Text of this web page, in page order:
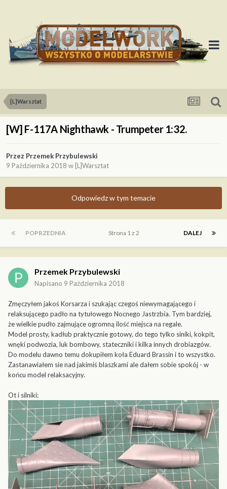
[L]Warsztat
[W] F-117A Nighthawk - Trumpeter 1:32.
Przez Przemek Przybulewski
9 Października 2018 w [L]Warsztat
Odpowiedz w tym temacie
POPRZEDNIA DALEJ
Strona 1 z 2
Przemek Przybulewski
Napisano 9 Października 2018
Zmęczyłem jakoś Korsarza i szukając czegoś niewymagającego i
relaksującego padło na tytułowego Nocnego Jastrzbia. Tym bardziej,
że wielkie pudło zajmujące ogromną ilość miejsca na regale.
Model prosty, kadłub praktycznie gotowy, do tego tylko siniki, kokpit,
wnęki podwozia, luk bombowy, stateczniki i kilka innych drobiazgów.
Do modelu dawno temu dokupiłem koła Eduard Brassin i to wszystko.
Zastanawiałem sie nad jakimiś blaszkami ale dałem sobie spokój - w
końcu model relaksacyjny.
Ot i silniki: